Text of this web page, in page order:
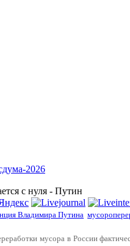
2026
с нуля - Путин
Владимира Путина
мусора в России